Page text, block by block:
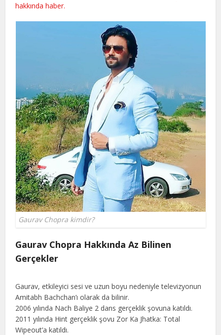
hakkında haber.
Gaurav Chopra kimdir?
Gaurav Chopra Hakkında Az Bilinen
Gerçekler
Gaurav, etkileyici sesi ve uzun boyu nedeniyle televizyonun
Amitabh Bachchan’ı olarak da bilinir.
2006 yılında Nach Baliye 2 dans gerçeklik şovuna katıldı.
2011 yılında Hint gerçeklik şovu Zor Ka Jhatka: Total
Wipeout’a katıldı.